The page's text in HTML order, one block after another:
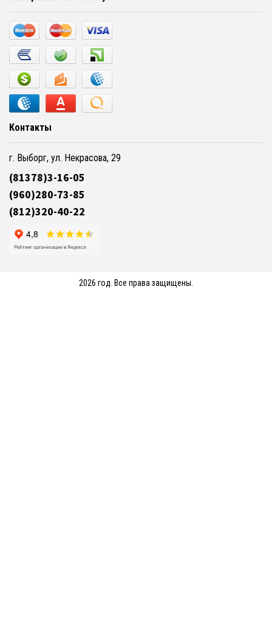
Контакты
г. Выборг, ул. Некрасова, 29
(81378)3-16-05
(960)280-73-85
(812)320-40-22
2026 год. Все права защищены.